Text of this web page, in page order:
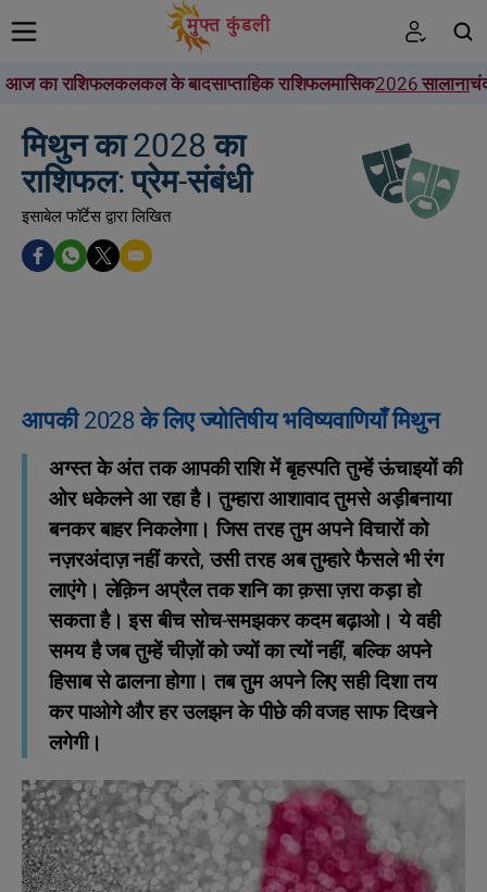
आज का राशिफलकलकल के बादसाप्ताहिक राशिफलमासिक2026 सालाना
मिथुन का 2028 का
राशिफल: प्रेम-संबंधी
इसाबेल फॉर्टेस द्वारा लिखित
आपकी 2028 के लिए ज्योतिषीय भविष्यवाणियाँ मिथुन
अग्स्त के अंत तक आपकी राशि में बृहस्पति तुम्हें ऊंचाइयों की
ओर धकेलने आ रहा है। तुम्हारा आशावाद तुमसे अड़ीबनाया
बनकर बाहर निकलेगा। जिस तरह तुम अपने विचारों को
नज़रअंदाज़ नहीं करते, उसी तरह अब तुम्हारे फैसले भी रंग
लाएंगे। लेक़िन अप्रैल तक शन‍ि का क़सा ज़रा कड़ा हो
सकता है। इस बीच सोच-समझकर कदम बढ़ाओ। ये वही
समय है जब तुम्हें चीज़ों को ज्यों का त्यों नहीं, बल्कि अपने
हिसाब से ढालना होगा। तब तुम अपने लिए सही दिशा तय
कर पाओगे और हर उलझन के पीछे की वजह साफ दिखने
लगेगी।